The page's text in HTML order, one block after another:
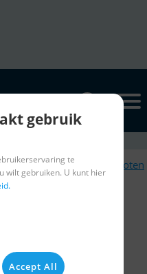
Soortgelijk Zeilboten
gebruik
te
wilt gebruiken. U kunt hier
Accept All